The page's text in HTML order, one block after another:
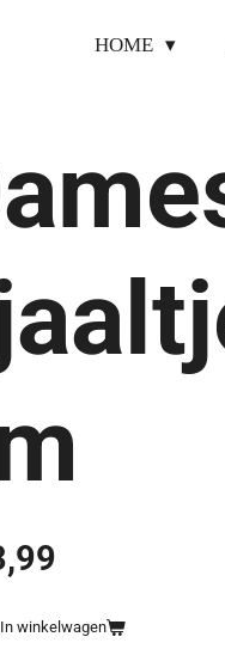
HOME
In winkelwagen